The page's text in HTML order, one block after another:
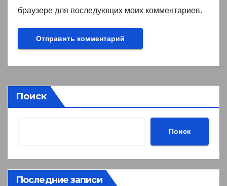
браузере для последующих моих комментариев.
Поиск
Поиск
Последние записи